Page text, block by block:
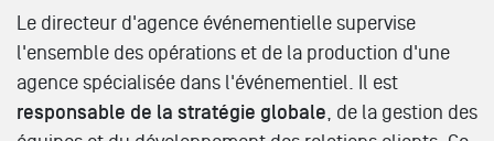
Le directeur d'agence événementielle supervise
l'ensemble des opérations et de la production d'une
agence spécialisée dans l'événementiel. Il est
responsable de la stratégie globale, de la gestion des